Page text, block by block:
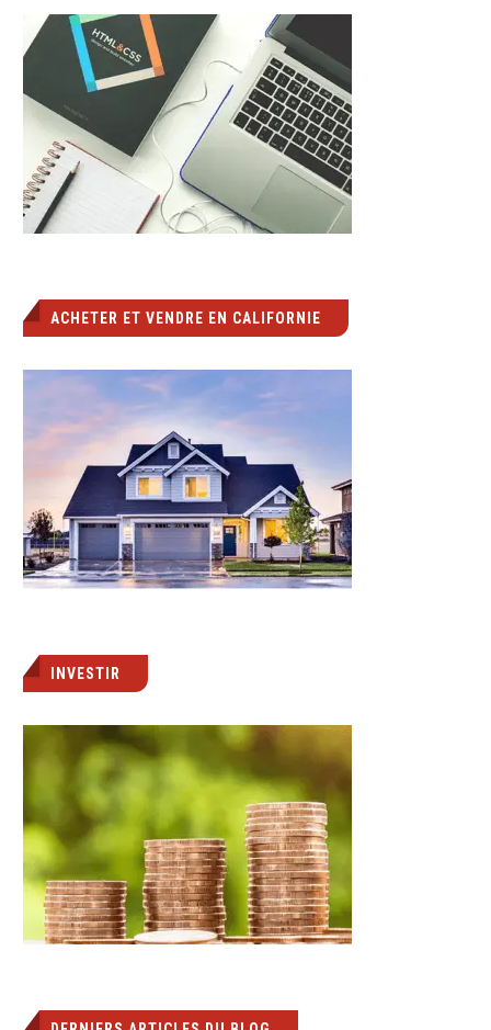
ACHETER ET VENDRE EN CALIFORNIE
INVESTIR